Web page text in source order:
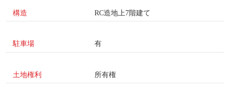
構造 RC造地上7階建て
駐車場 有
土地権利 所有権